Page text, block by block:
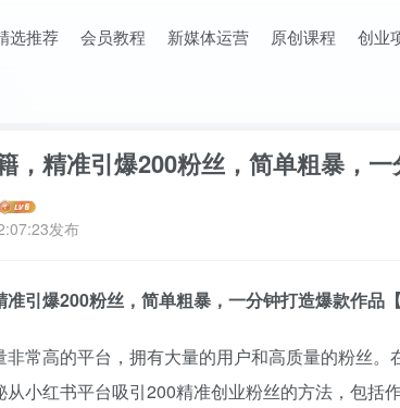
选推荐 会员教程 新媒体运营 原创课程 创业
，精准引爆200粉丝，简单粗暴，一
发布
准引爆200粉丝，简单粗暴，一分钟打造爆款作品【
常高的平台，拥有大量的用户和高质量的粉丝
小红书平台吸引200精准创业粉丝的方法，包括